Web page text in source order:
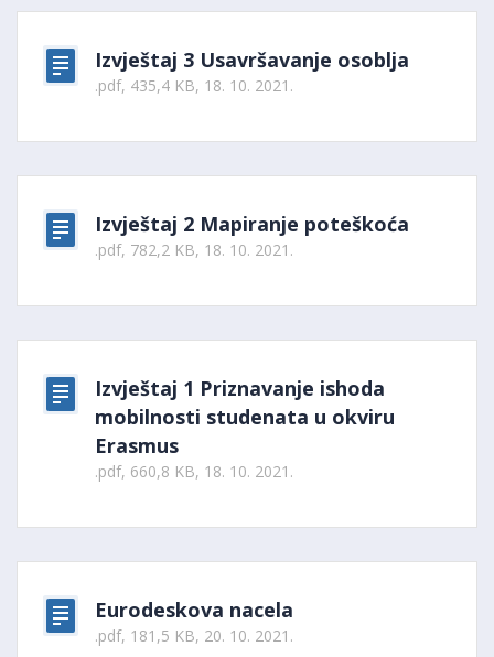
Izvještaj 3 Usavršavanje osoblja
.pdf, 435,4 KB, 18. 10. 2021.
Izvještaj 2 Mapiranje poteškoća
.pdf, 782,2 KB, 18. 10. 2021.
Izvještaj 1 Priznavanje ishoda
mobilnosti studenata u okviru
Erasmus
.pdf, 660,8 KB, 18. 10. 2021.
Eurodeskova nacela
.pdf, 181,5 KB, 20. 10. 2021.